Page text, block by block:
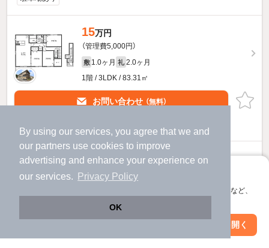
By using our services, you agree that we and
our partners use cookies to improve
advertising and enhance your experience on
our services.
Privacy Policy
OK
アプリに切り替えて、サクサクお部屋探し
会員登録なしですぐ使える。マップ検索やお気に入り保存など、
アプリを開く
15万円
（管理費5,000円）
敷 1.0ヶ月 礼 2.0ヶ月
1階 / 3LDK / 83.31㎡
お問い合わせ （無料）
ボナールのすべての部屋を見る
絞り込み条件を変更